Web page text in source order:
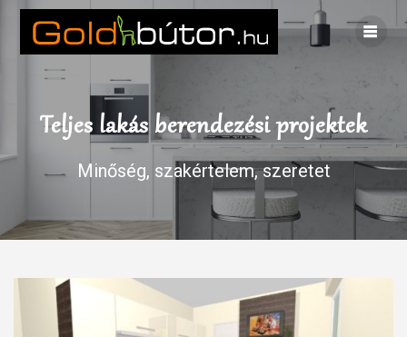
Skip
to
content
Teljes lakás berendezési projektek
Minőség, szakértelem, szeretet